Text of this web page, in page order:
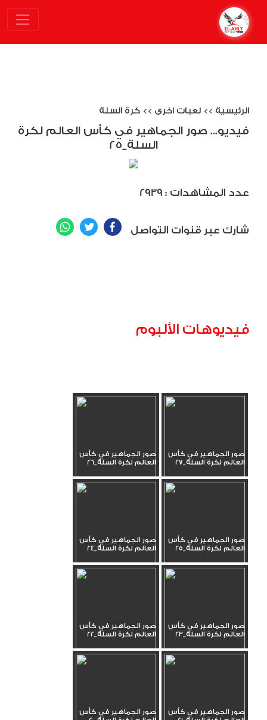
الرئيسية >> لعبات اخرى >> كرة السلة
فيديو... صور الجماهير في كأس العالم لكرة
السلة_25
2939 : عدد المشاهدات
شارك عبر قنوات التواصل Facebook
Twitter
فيديوهات الألبوم
صور الجماهير في كأس
العالم لكرة السلة_27
صور الجماهير في كأس
العالم لكرة السلة_26
صور الجماهير في كأس
العالم لكرة السلة_25
صور الجماهير في كأس
العالم لكرة السلة_24
صور الجماهير في كأس
العالم لكرة السلة_23
صور الجماهير في كأس
العالم لكرة السلة_22
صور الجماهير في كأس
صور الجماهير في كأس